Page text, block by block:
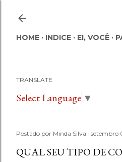
HOME INDICE EI, VOCÊ
TRANSLATE
Select Language ▼
Postado por Minda Silva setembro
QUAL SEU TIPO DE